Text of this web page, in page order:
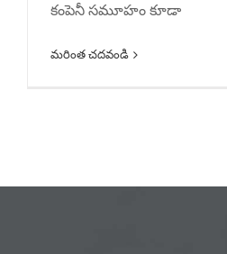
కంపెనీ సమూహం కూడా
మరింత చదవండి